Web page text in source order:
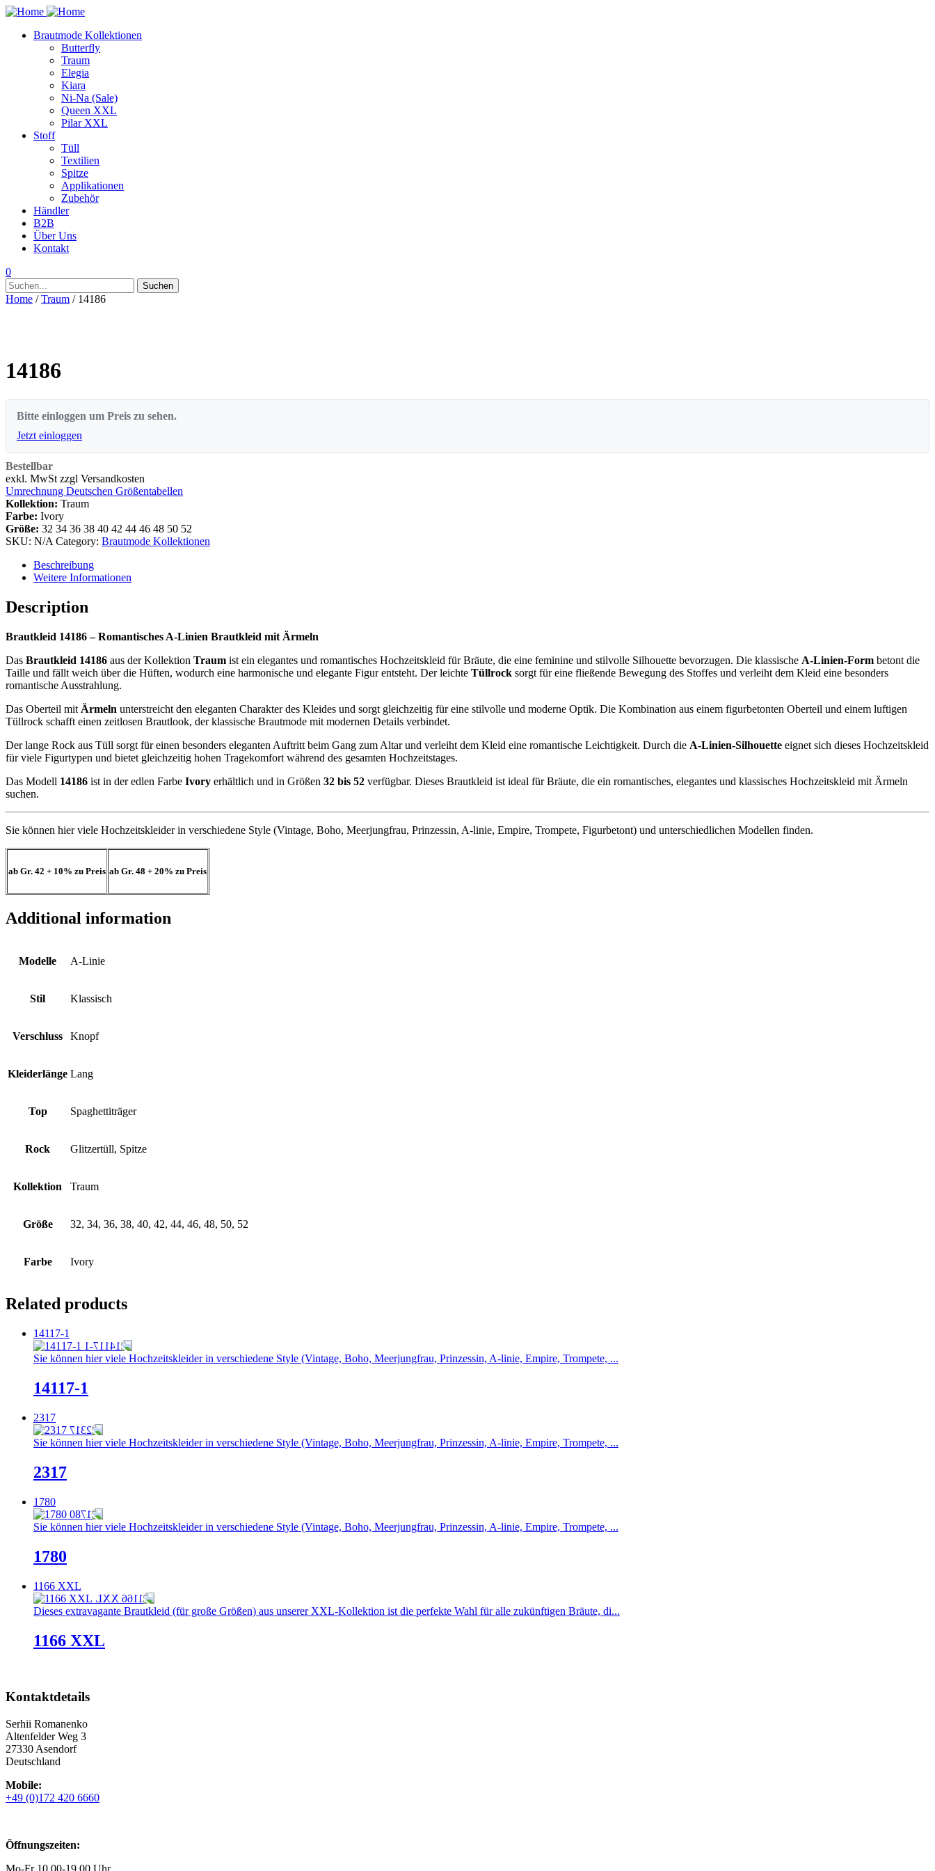
Brautmode Kollektionen
Butterfly
Traum
Elegia
Kiara
Ni-Na (Sale)
Queen XXL
Pilar XXL
Stoff
Tüll
Textilien
Spitze
Applikationen
Zubehör
Händler
B2B
Über Uns
Kontakt
0
Suchen
nach:
Suchen
Home /Traum / 14186
14186
Bitte einloggen um Preis zu sehen.
Jetzt einloggen
Bestellbar
exkl. MwSt zzgl Versandkosten
Umrechnung Deutschen Größentabellen
Kollektion: Traum
Farbe: Ivory
Größe: 32 34 36 38 40 42 44 46 48 50 52
SKU: N/A Category: Brautmode Kollektionen
Beschreibung
Weitere Informationen
Description
Brautkleid 14186 – Romantisches A-Linien Brautkleid mit Ärmeln
Das Brautkleid 14186 aus der Kollektion Traum ist ein elegantes und romantisches Hochzeitskleid für Bräute, die eine feminine und stilvolle Silhouette bevorzugen. Die klassische A-Linien-Form betont die
Taille und fällt weich über die Hüften, wodurch eine harmonische und elegante Figur entsteht. Der leichte Tüllrock sorgt für eine fließende Bewegung des Stoffes und verleiht dem Kleid eine besonders
romantische Ausstrahlung.
Das Oberteil mit Ärmeln unterstreicht den eleganten Charakter des Kleides und sorgt gleichzeitig für eine stilvolle und moderne Optik. Die Kombination aus einem figurbetonten Oberteil und einem luftigen
Tüllrock schafft einen zeitlosen Brautlook, der klassische Brautmode mit modernen Details verbindet.
Der lange Rock aus Tüll sorgt für einen besonders eleganten Auftritt beim Gang zum Altar und verleiht dem Kleid eine romantische Leichtigkeit. Durch die A-Linien-Silhouette eignet sich dieses Hochzeitskleid
für viele Figurtypen und bietet gleichzeitig hohen Tragekomfort während des gesamten Hochzeitstages.
Das Modell 14186 ist in der edlen Farbe Ivory erhältlich und in Größen 32 bis 52 verfügbar. Dieses Brautkleid ist ideal für Bräute, die ein romantisches, elegantes und klassisches Hochzeitskleid mit Ärmeln
suchen.
Sie können hier viele Hochzeitskleider in verschiedene Style (Vintage, Boho, Meerjungfrau, Prinzessin, A-linie, Empire, Trompete, Figurbetont) und unterschiedlichen Modellen finden.
ab Gr. 42 + 10% zu Preis ab Gr. 48 + 20% zu Preis
Additional information
Modelle A-Linie
Stil Klassisch
Verschluss Knopf
Kleiderlänge Lang
Top Spaghettiträger
Rock Glitzertüll, Spitze
Kollektion Traum
Größe 32, 34, 36, 38, 40, 42, 44, 46, 48, 50, 52
Farbe Ivory
Related products
14117-1
Sie können hier viele Hochzeitskleider in verschiedene Style (Vintage, Boho, Meerjungfrau, Prinzessin, A-linie, Empire, Trompete, ...
14117-1
2317
Sie können hier viele Hochzeitskleider in verschiedene Style (Vintage, Boho, Meerjungfrau, Prinzessin, A-linie, Empire, Trompete, ...
2317
1780
Sie können hier viele Hochzeitskleider in verschiedene Style (Vintage, Boho, Meerjungfrau, Prinzessin, A-linie, Empire, Trompete, ...
1780
1166 XXL
Dieses extravagante Brautkleid (für große Größen) aus unserer XXL-Kollektion ist die perfekte Wahl für alle zukünftigen Bräute, di...
1166 XXL
Kontaktdetails
Serhii Romanenko
Altenfelder Weg 3
27330 Asendorf
Deutschland
Mobile:
+49 (0)172 420 6660
Öffnungszeiten:
Mo-Fr 10.00-19.00 Uhr